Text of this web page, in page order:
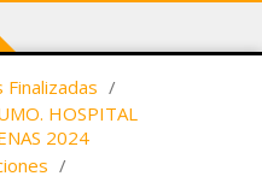
Finalizadas /
HOSPITAL
2024
/